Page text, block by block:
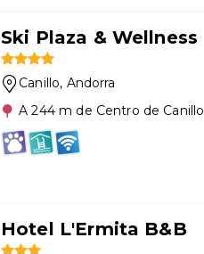
Ski Plaza & Wellness
Canillo, Andorra
A 244 m de Centro de Canillo
Hotel L'Ermita B&B